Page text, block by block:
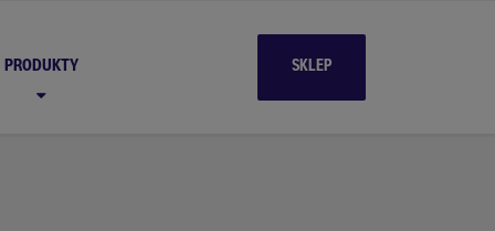
PRODUKTY SKLEP